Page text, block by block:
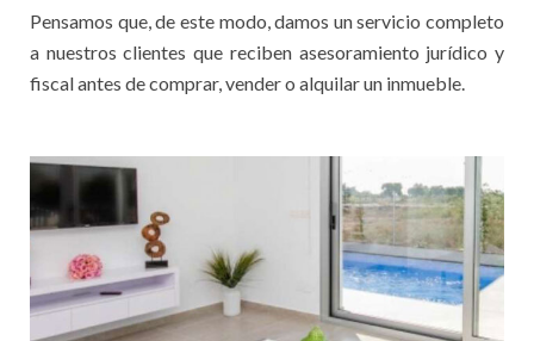
Pensamos que, de este modo, damos un servicio completo
a nuestros clientes que reciben asesoramiento jurídico y
fiscal antes de comprar, vender o alquilar un inmueble.